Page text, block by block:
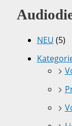
NEU (5)